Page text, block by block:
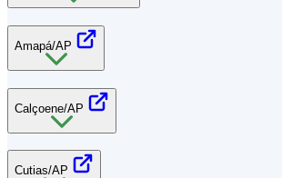
Amapá/AP
Calçoene/AP
Cutias/AP